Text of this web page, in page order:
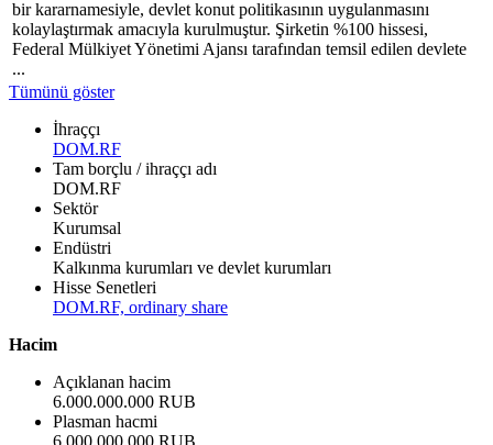
bir kararnamesiyle, devlet konut politikasının uygulanmasını
kolaylaştırmak amacıyla kurulmuştur. Şirketin %100 hissesi,
Federal Mülkiyet Yönetimi Ajansı tarafından temsil edilen devlete
...
Tümünü göster
İhraççı
DOM.RF
Tam borçlu / ihraççı adı
DOM.RF
Sektör
Kurumsal
Endüstri
Kalkınma kurumları ve devlet kurumları
Hisse Senetleri
DOM.RF, ordinary share
Hacim
Açıklanan hacim
6.000.000.000 RUB
Plasman hacmi
6.000.000.000 RUB